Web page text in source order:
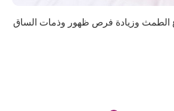
الطمث وزيادة فرص ظهور وذمات الساق